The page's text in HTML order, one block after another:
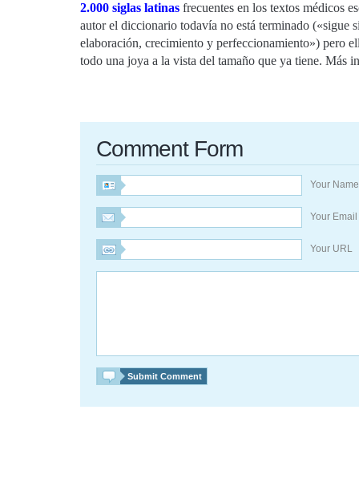
2.000 siglas latinas frecuentes en los textos médicos
autor el diccionario todavía no está terminado («sigue
elaboración, crecimiento y perfeccionamiento») pero
todo una joya a la vista del tamaño que ya tiene. Más
Comment Form
Your
Your Email
Your URL